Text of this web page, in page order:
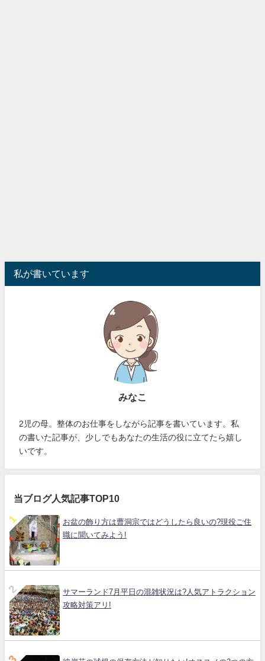
私が書いています
みなこ
2児の母。整体のお仕事をしながら記事を書いています。私
の書いた記事が、少しでもあなたの生活の役に立てたら嬉し
いです。
当ブログ人気記事TOP10
お盆の飾り方は曹洞宗ではどうしたら良いの?現役ご住
職に聞いてみよう!
サマーランド7月平日の混雑状況は?人気アトラクション
攻略対策アリ!